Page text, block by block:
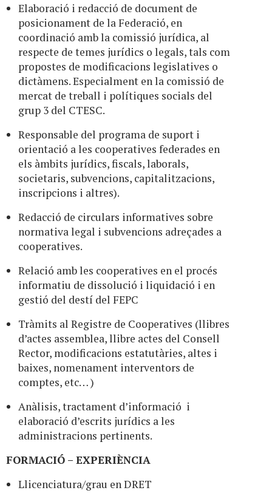
Elaboració i redacció de document de
posicionament de la Federació, en
coordinació amb la comissió jurídica, al
respecte de temes jurídics o legals, tals com
propostes de modificacions legislatives o
dictàmens. Especialment en la comissió de
mercat de treball i polítiques socials del
grup 3 del CTESC.
Responsable del programa de suport i
orientació a les cooperatives federades en
els àmbits jurídics, fiscals, laborals,
societaris, subvencions, capitalitzacions,
inscripcions i altres).
Redacció de circulars informatives sobre
normativa legal i subvencions adreçades a
cooperatives.
Relació amb les cooperatives en el procés
informatiu de dissolució i liquidació i en
gestió del destí del FEPC
Tràmits al Registre de Cooperatives (llibres
d’actes assemblea, llibre actes del Consell
Rector, modificacions estatutàries, altes i
baixes, nomenament interventors de
comptes, etc… )
Anàlisis, tractament d’informació i
elaboració d’escrits jurídics a les
administracions pertinents.
FORMACIÓ – EXPERIÈNCIA
Llicenciatura/grau en DRET